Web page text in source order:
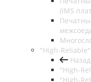
(IMS
"High-
Назад
"High-
"High-